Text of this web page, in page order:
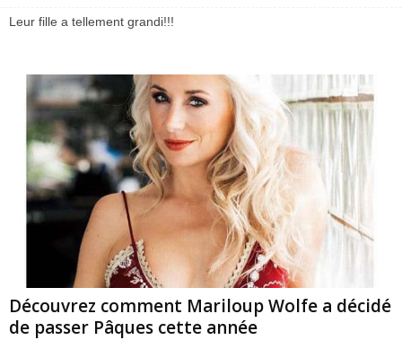
Leur fille a tellement grandi!!!
Découvrez comment Mariloup Wolfe a décidé
de passer Pâques cette année